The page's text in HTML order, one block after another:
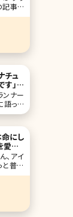
記事で
る思い
美容
毛な
医療
ューの
チュ
」
ンナー
語って
係。A
のゲ
して活
にし
愛し
、アイ
てゼッ
すぎ
会わな